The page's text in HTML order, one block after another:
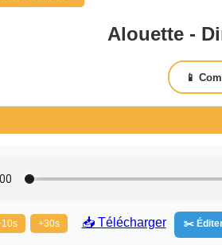
Alouette -
📱
+30s 📥 Télécharger ✂️